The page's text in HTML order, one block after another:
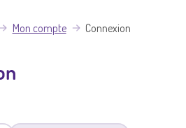
Mon compte Connexion